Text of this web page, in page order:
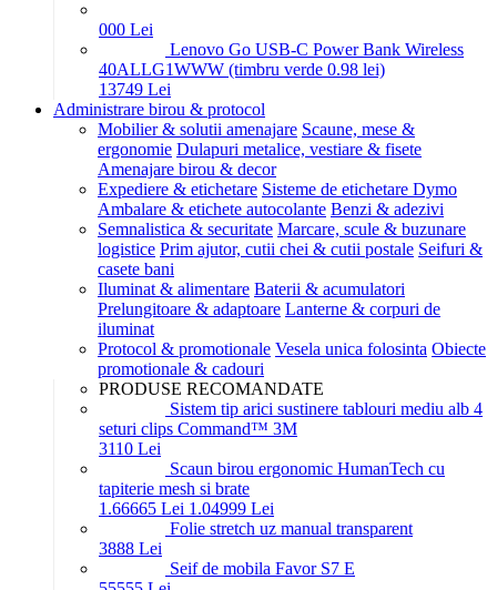
000 Lei
Lenovo Go USB-C Power Bank Wireless
40ALLG1WWW (timbru verde 0.98 lei)
13749 Lei
Administrare birou & protocol
Mobilier & solutii amenajare Scaune, mese &
ergonomie Dulapuri metalice, vestiare & fisete
Amenajare birou & decor
Expediere & etichetare Sisteme de etichetare Dymo
Ambalare & etichete autocolante Benzi & adezivi
Semnalistica & securitate Marcare, scule & buzunare
logistice Prim ajutor, cutii chei & cutii postale Seifuri &
casete bani
Iluminat & alimentare Baterii & acumulatori
Prelungitoare & adaptoare Lanterne & corpuri de
iluminat
Protocol & promotionale Vesela unica folosinta Obiecte
promotionale & cadouri
PRODUSE RECOMANDATE
Sistem tip arici sustinere tablouri mediu alb 4
seturi clips Command™ 3M
3110 Lei
Scaun birou ergonomic HumanTech cu
tapiterie mesh si brate
1.66665 Lei 1.04999 Lei
Folie stretch uz manual transparent
3888 Lei
Seif de mobila Favor S7 E